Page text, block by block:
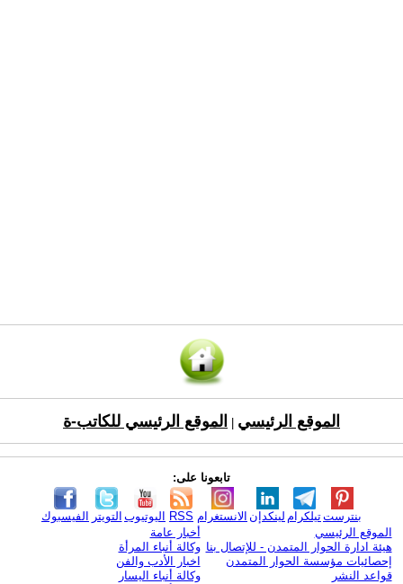
الموقع الرئيسي الموقع الرئيسي للكاتب-ة
تابعونا على:
الفيسبوك التويتر اليوتيوب RSS الانستغرام لينكدإن تيلكرامبنترست
الموقع الرئيسي
هيئة ادارة الحوار المتمدن - للإتصال بنا
إحصائيات مؤسسة الحوار المتمدن
قواعد النشر
أخبار عامة
وكالة أنباء المرأة
اخبار الأدب والفن
وكالة أنباء اليسار